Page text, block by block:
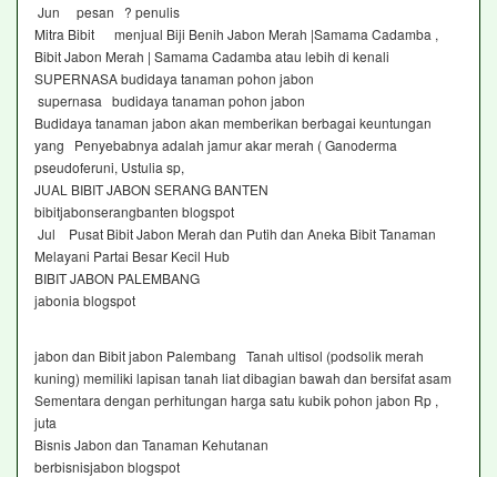
Jun pesan ? penulis
Mitra Bibit menjual Biji Benih Jabon Merah |Samama Cadamba ,
Bibit Jabon Merah | Samama Cadamba atau lebih di kenali
SUPERNASA budidaya tanaman pohon jabon
supernasa budidaya tanaman pohon jabon
Budidaya tanaman jabon akan memberikan berbagai keuntungan
yang Penyebabnya adalah jamur akar merah ( Ganoderma
pseudoferuni, Ustulia sp,
JUAL BIBIT JABON SERANG BANTEN
bibitjabonserangbanten blogspot
Jul Pusat Bibit Jabon Merah dan Putih dan Aneka Bibit Tanaman
Melayani Partai Besar Kecil Hub
BIBIT JABON PALEMBANG
jabonia blogspot
jabon dan Bibit jabon Palembang Tanah ultisol (podsolik merah
kuning) memiliki lapisan tanah liat dibagian bawah dan bersifat asam
Sementara dengan perhitungan harga satu kubik pohon jabon Rp ,
juta
Bisnis Jabon dan Tanaman Kehutanan
berbisnisjabon blogspot